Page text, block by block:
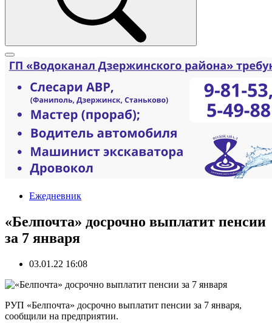
Ежедневник
«Белпочта» досрочно выплатит пенсии
за 7 января
03.01.22 16:08
РУП «Белпочта» досрочно выплатит пенсии за 7 января,
сообщили на предприятии.